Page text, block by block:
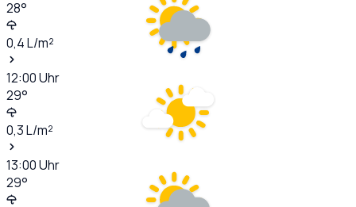
28°
0,4L/m²
12:00Uhr
29°
0,3L/m²
13:00Uhr
29°